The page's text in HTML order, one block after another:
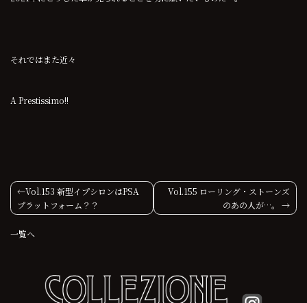
それではまた近々
A Prestissimo!!
投
稿
ナ
Vol.153 新型イプシロンはPSA
プラットフォーム？？
Vol.155 ローリング・ストーンズ
のあの人が…。
一覧へ